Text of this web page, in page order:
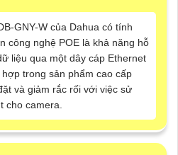
GNY-W của Dahua có tính
công nghệ POE là khả năng hỗ
liệu qua một dây cáp Ethernet
trong sản phẩm cao cấp
và giảm rắc rối với việc sử
cho camera.